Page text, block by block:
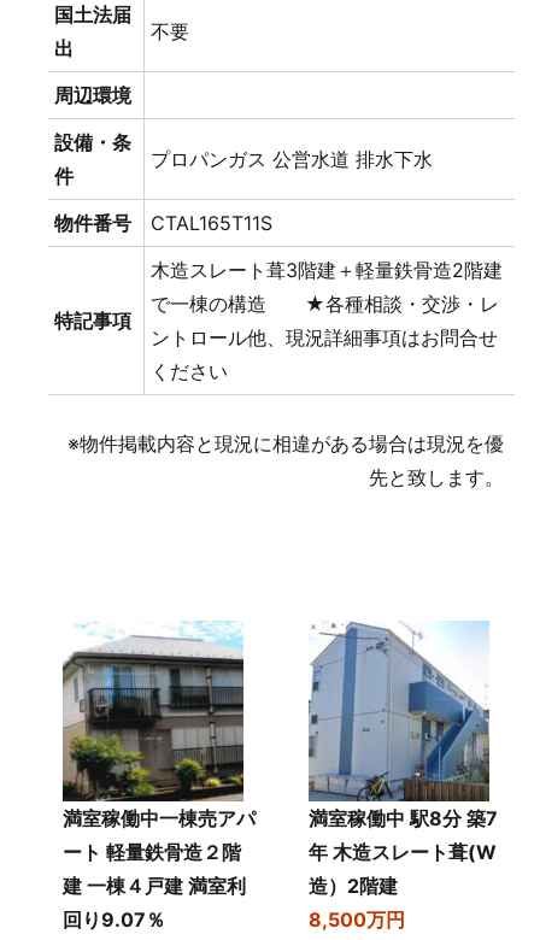
国土法届
出
不要
周辺環境
設備・条
件
プロパンガス 公営水道 排水下水
物件番号 CTAL165T11S
特記事項
木造スレート葺3階建＋軽量鉄骨造2階建
で一棟の構造 ★各種相談・交渉・レ
ントロール他、現況詳細事項はお問合せ
ください
※物件掲載内容と現況に相違がある場合は現況を優
先と致します。
満室稼働中一棟売アパ
ート 軽量鉄骨造２階
建 一棟４戸建 満室利
回り9.07％
満室稼働中 駅8分 築7
年 木造スレート葺(W
造）2階建
8,500万円